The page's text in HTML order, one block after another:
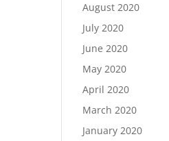
August 2020
July 2020
June 2020
May 2020
April 2020
March 2020
January 2020